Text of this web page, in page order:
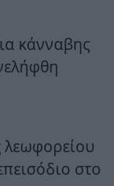
κάνναβης
λεωφορείου
στο